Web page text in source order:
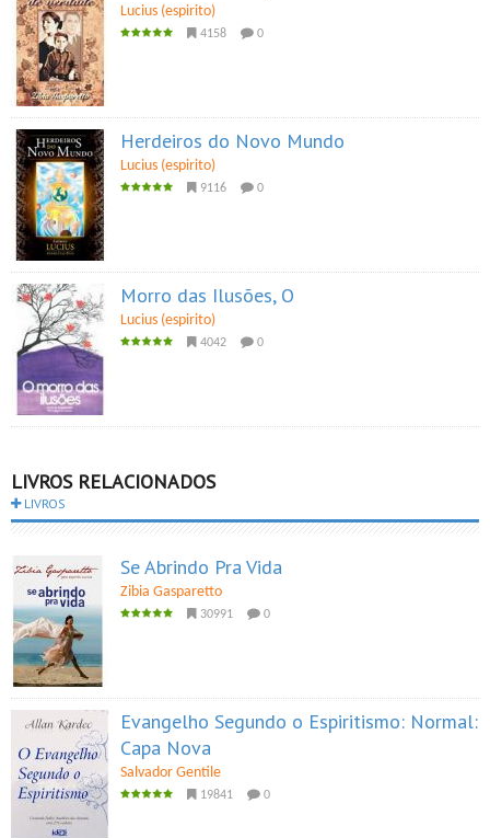
Lucius (espirito)
4158 0
Herdeiros do Novo Mundo
Lucius (espirito)
9116 0
Morro das Ilusões, O
Lucius (espirito)
4042 0
LIVROS RELACIONADOS
LIVROS
Se Abrindo Pra Vida
Zibia Gasparetto
30991 0
Evangelho Segundo o Espiritismo: Normal:
Capa Nova
Salvador Gentile
19841 0